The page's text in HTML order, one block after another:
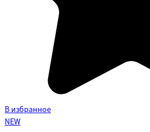
В избранное
NEW